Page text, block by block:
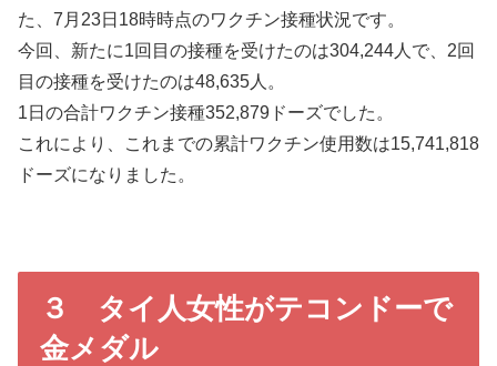
た、7月23日18時時点のワクチン接種状況です。
今回、新たに1回目の接種を受けたのは304,244人で、2回
目の接種を受けたのは48,635人。
1日の合計ワクチン接種352,879ドーズでした。
これにより、これまでの累計ワクチン使用数は15,741,818
ドーズになりました。
３ タイ人女性がテコンドーで
金メダル